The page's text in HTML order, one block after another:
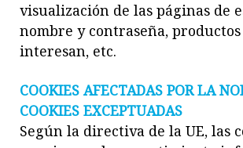
visualización de las páginas de
nombre y contraseña,
interesan, etc.
COOKIES AFECTADAS POR LA
COOKIES EXCEPTUADAS
Según la directiva de la UE, las